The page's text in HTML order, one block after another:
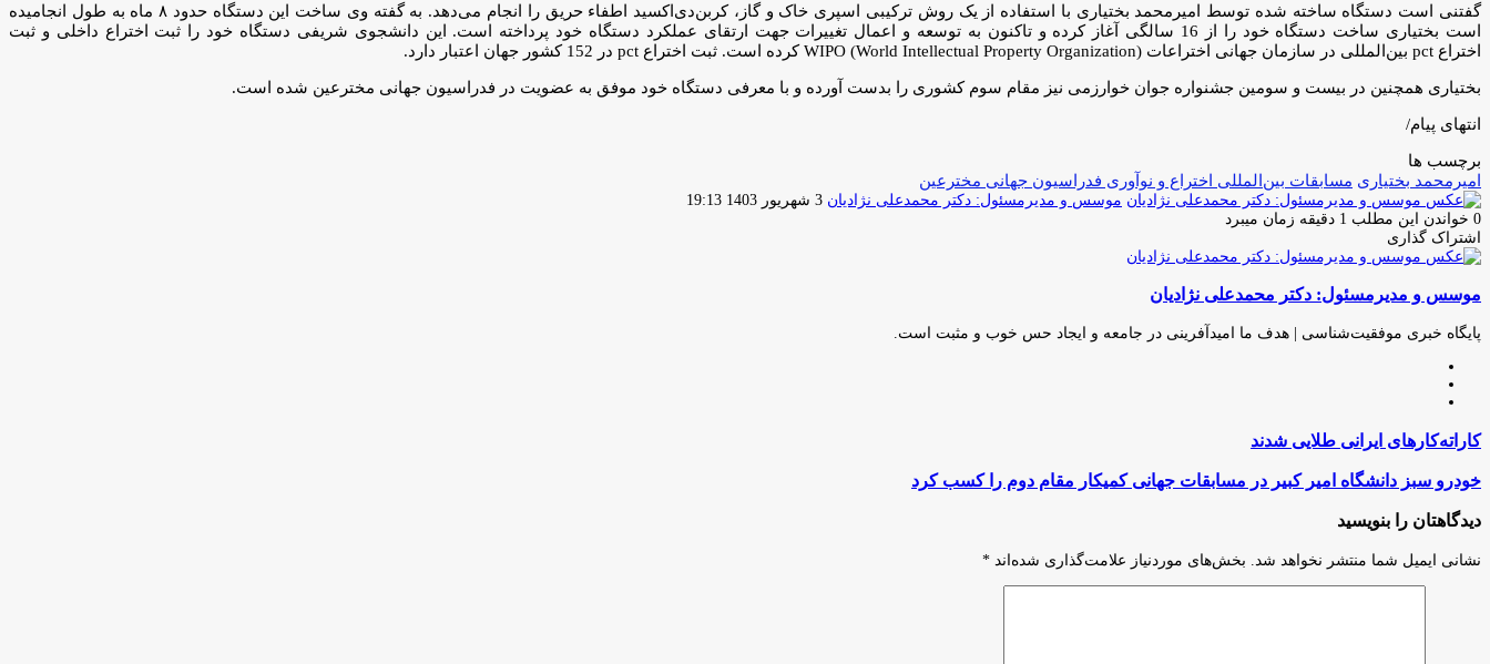
گفتنی است دستگاه ساخته شده توسط امیرمحمد بختیاری با استفاده از یک روش ترکیبی اسپری خاک و گاز، کربن‌دی‌اکسید اطفاء حریق را انجام می‌دهد. به گفته وی ساخت این دستگاه حدود ۸ ماه به طول انجامیده
است بختیاری ساخت دستگاه خود را از 16 سالگی آغاز کرده و تاکنون به توسعه و اعمال تغییرات جهت ارتقای عملکرد دستگاه خود پرداخته است. این دانشجوی شریفی دستگاه خود را ثبت اختراع داخلی و ثبت
اختراع pct بین‌المللی در سازمان جهانی اختراعات WIPO (World Intellectual Property Organization) کرده است. ثبت اختراع pct در 152 کشور جهان اعتبار دارد.
بختیاری همچنین در بیست و سومین جشنواره جوان خوارزمی نیز مقام سوم کشوری را بدست آورده و با معرفی دستگاه خود موفق به عضویت در فدراسیون جهانی مخترعین شده است.
انتهای پیام/
برچسب ها
امیرمحمد بختیاری مسابقات بین‌المللی اختراع و نوآوری فدراسیون جهانی مخترعین
موسس و مدیرمسئول: دکتر محمدعلی نژادیان ارسال
3 شهریور 1403 19:13
0 خواندن این مطلب 1 دقیقه زمان میبرد
اشتراک گذاری
فیس
توئیتر
لینکدین
واتس
تلگرام
اشتراک
از
ایمیل
چاپ
موسس و مدیرمسئول: دکتر محمدعلی نژادیان
پایگاه خبری موفقیت‌شناسی | هدف ما امیدآفرینی در جامعه و ایجاد حس خوب و مثبت است.
کاراته‌کا‌رهای
ایرانی
طلایی
شدند
کاراته‌کا‌رهای ایرانی طلایی شدند
خودرو
دانشگاه
کبیر
مسابقات
خودرو سبز دانشگاه امیر کبیر در مسابقات جهانی کمیکار مقام دوم را کسب کرد
دیدگاهتان را بنویسید
نشانی ایمیل شما منتشر نخواهد شد. بخش‌های موردنیاز علامت‌گذاری شده‌اند *